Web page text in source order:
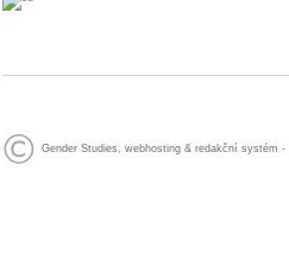
Gender Studies webhosting & redakční systém -